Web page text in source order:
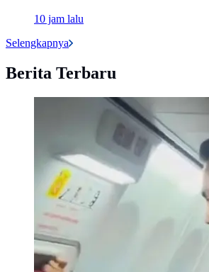
10 jam lalu
Selengkapnya
Berita Terbaru